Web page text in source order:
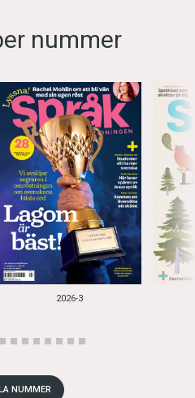
nummer
2026-3
NUMMER